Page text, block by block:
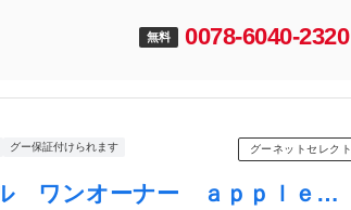
無料 0078-6040-2320
グー保証付けられます グーネットセレクト
トゥインゴ インテンス 後期モデル ワンオーナー ａｐｐｌｅｃａｒｐｌａｙ ディスプレイオーディオ クルーズコントロール シートヒーター バックカメラ ハーフレザーシート ｂｌｕｅｔｏｏｔｈ再生 ＥＴＣ 禁煙車